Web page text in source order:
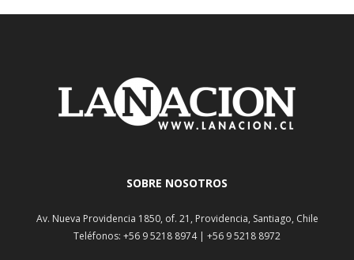
SOBRE NOSOTROS
Av. Nueva Providencia 1850, of. 21, Providencia, Santiago, Chile
Teléfonos: +56 9 5218 8974 | +56 9 5218 8972